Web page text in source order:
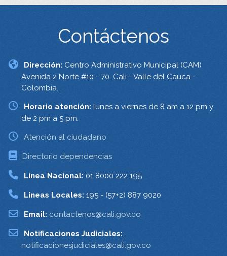
Contáctenos
Dirección: Centro Administrativo Municipal (CAM)
Avenida 2 Norte #10 - 70. Cali - Valle del Cauca -
Colombia.
Horario atención: lunes a viernes de 8 am a 12 pm y
de 2 pm a 5 pm.
Atención al ciudadano
Directorio dependencias
Linea Nacional: 01 8000 222 195
Lineas Locales: 195 - (57+2) 887 9020
Email: contactenos@cali.gov.co
Notificaciones Judiciales:
notificacionesjudiciales@cali.gov.co